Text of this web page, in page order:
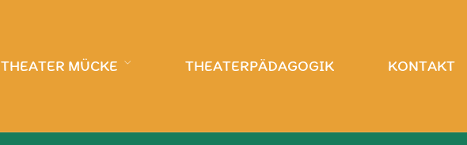
THEATER MÜCKE THEATERPÄDAGOGIK KONTAKT